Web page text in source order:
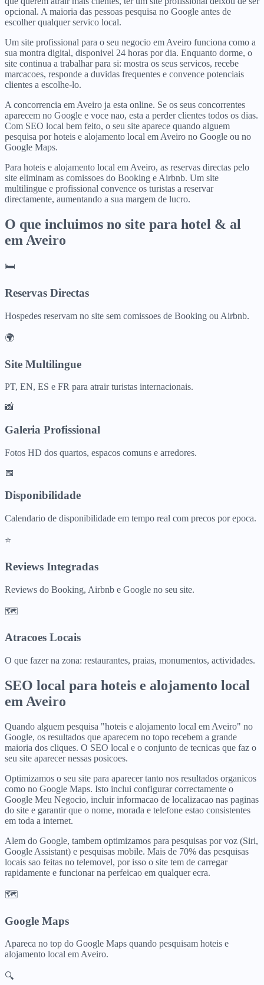
opcional. A maioria das pessoas pesquisa no Google antes de
escolher qualquer servico local.
Um site profissional para o seu negocio em Aveiro funciona como a
sua montra digital, disponivel 24 horas por dia. Enquanto dorme, o
site continua a trabalhar para si: mostra os seus servicos, recebe
marcacoes, responde a duvidas frequentes e convence potenciais
clientes a escolhe-lo.
A concorrencia em Aveiro ja esta online. Se os seus concorrentes
aparecem no Google e voce nao, esta a perder clientes todos os dias.
Com SEO local bem feito, o seu site aparece quando alguem
pesquisa por hoteis e alojamento local em Aveiro no Google ou no
Google Maps.
Para hoteis e alojamento local em Aveiro, as reservas directas pelo
site eliminam as comissoes do Booking e Airbnb. Um site
multilingue e profissional convence os turistas a reservar
directamente, aumentando a sua margem de lucro.
O que incluimos no site para hotel & al
em Aveiro
🛏️
Reservas Directas
Hospedes reservam no site sem comissoes de Booking ou Airbnb.
🌍
Site Multilingue
PT, EN, ES e FR para atrair turistas internacionais.
📸
Galeria Profissional
Fotos HD dos quartos, espacos comuns e arredores.
📅
Disponibilidade
Calendario de disponibilidade em tempo real com precos por epoca.
⭐
Reviews Integradas
Reviews do Booking, Airbnb e Google no seu site.
🗺️
Atracoes Locais
O que fazer na zona: restaurantes, praias, monumentos, actividades.
SEO local para hoteis e alojamento local
em Aveiro
Quando alguem pesquisa "hoteis e alojamento local em Aveiro" no
Google, os resultados que aparecem no topo recebem a grande
maioria dos cliques. O SEO local e o conjunto de tecnicas que faz o
seu site aparecer nessas posicoes.
Optimizamos o seu site para aparecer tanto nos resultados organicos
como no Google Maps. Isto inclui configurar correctamente o
Google Meu Negocio, incluir informacao de localizacao nas paginas
do site e garantir que o nome, morada e telefone estao consistentes
em toda a internet.
Alem do Google, tambem optimizamos para pesquisas por voz (Siri,
Google Assistant) e pesquisas mobile. Mais de 70% das pesquisas
locais sao feitas no telemovel, por isso o site tem de carregar
rapidamente e funcionar na perfeicao em qualquer ecra.
🗺️
Google Maps
Apareca no top do Google Maps quando pesquisam hoteis e
alojamento local em Aveiro.
🔍